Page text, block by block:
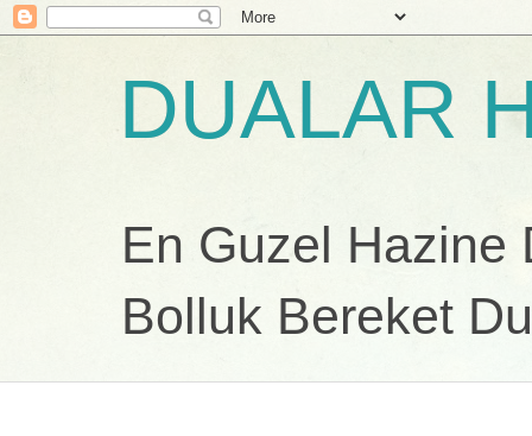
DUALAR
En Guzel Hazine
Bolluk Bereket